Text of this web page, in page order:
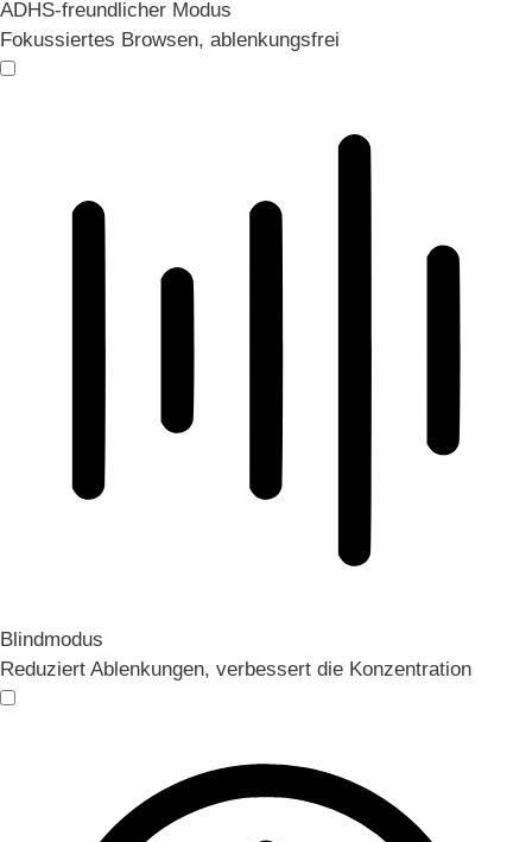
ADHS-freundlicher Modus
Fokussiertes Browsen, ablenkungsfrei
Blindmodus
Reduziert Ablenkungen, verbessert die Konzentration